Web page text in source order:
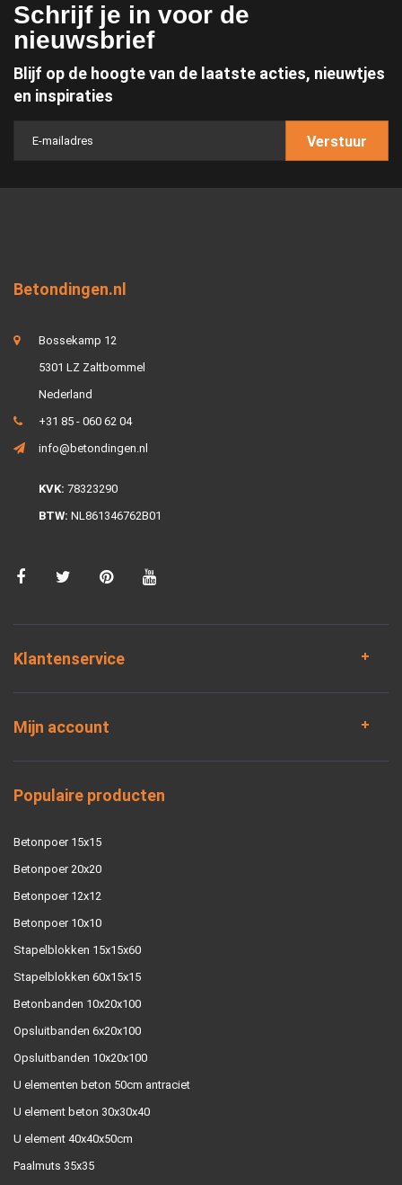
Schrijf je in voor de
nieuwsbrief
Blijf op de hoogte van de laatste acties, nieuwtjes
en inspiraties
Verstuur
Betondingen.nl
Bossekamp 12
5301 LZ Zaltbommel
Nederland
+31 85 - 060 62 04
info@betondingen.nl
KVK: 78323290
BTW: NL861346762B01
Klantenservice
Mijn account
Populaire producten
Betonpoer 15x15
Betonpoer 20x20
Betonpoer 12x12
Betonpoer 10x10
Stapelblokken 15x15x60
Stapelblokken 60x15x15
Betonbanden 10x20x100
Opsluitbanden 6x20x100
Opsluitbanden 10x20x100
U elementen beton 50cm antraciet
U element beton 30x30x40
U element 40x40x50cm
Paalmuts 35x35